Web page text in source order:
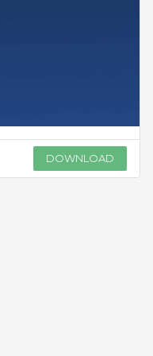
DOWNLOAD